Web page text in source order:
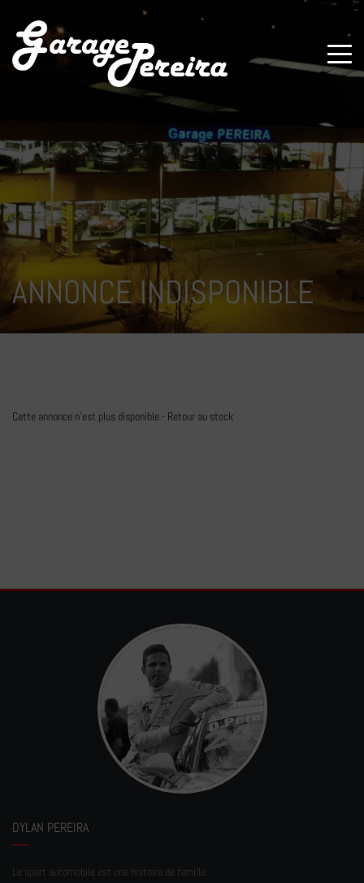
ANNONCE INDISPONIBLE
Cette annonce n'est plus disponible - Retour au stock
DYLAN PEREIRA
Le sport automobile est une histoire de famille.
Paramètres avancés des cookies